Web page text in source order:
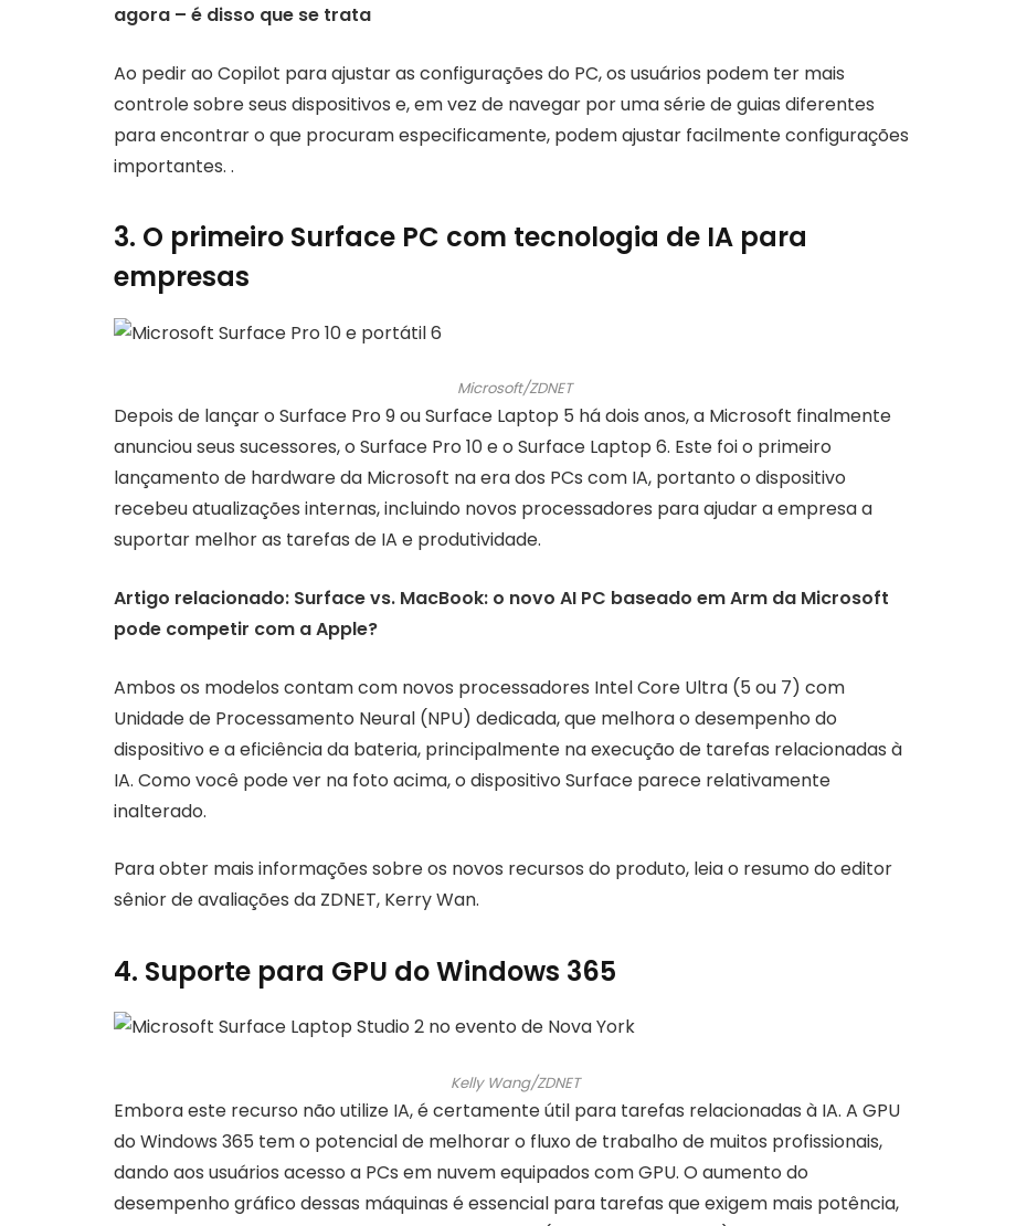
agora – é disso que se trata
Ao pedir ao Copilot para ajustar as configurações do PC, os usuários podem ter mais
controle sobre seus dispositivos e, em vez de navegar por uma série de guias diferentes
para encontrar o que procuram especificamente, podem ajustar facilmente configurações
importantes. .
3. O primeiro Surface PC com tecnologia de IA para
empresas
Microsoft/ZDNET
Depois de lançar o Surface Pro 9 ou Surface Laptop 5 há dois anos, a Microsoft finalmente
anunciou seus sucessores, o Surface Pro 10 e o Surface Laptop 6. Este foi o primeiro
lançamento de hardware da Microsoft na era dos PCs com IA, portanto o dispositivo
recebeu atualizações internas, incluindo novos processadores para ajudar a empresa a
suportar melhor as tarefas de IA e produtividade.
Artigo relacionado: Surface vs. MacBook: o novo AI PC baseado em Arm da Microsoft
pode competir com a Apple?
Ambos os modelos contam com novos processadores Intel Core Ultra (5 ou 7) com
Unidade de Processamento Neural (NPU) dedicada, que melhora o desempenho do
dispositivo e a eficiência da bateria, principalmente na execução de tarefas relacionadas à
IA. Como você pode ver na foto acima, o dispositivo Surface parece relativamente
inalterado.
Para obter mais informações sobre os novos recursos do produto, leia o resumo do editor
sênior de avaliações da ZDNET, Kerry Wan.
4. Suporte para GPU do Windows 365
Kelly Wang/ZDNET
Embora este recurso não utilize IA, é certamente útil para tarefas relacionadas à IA. A GPU
do Windows 365 tem o potencial de melhorar o fluxo de trabalho de muitos profissionais,
dando aos usuários acesso a PCs em nuvem equipados com GPU. O aumento do
desempenho gráfico dessas máquinas é essencial para tarefas que exigem mais potência,